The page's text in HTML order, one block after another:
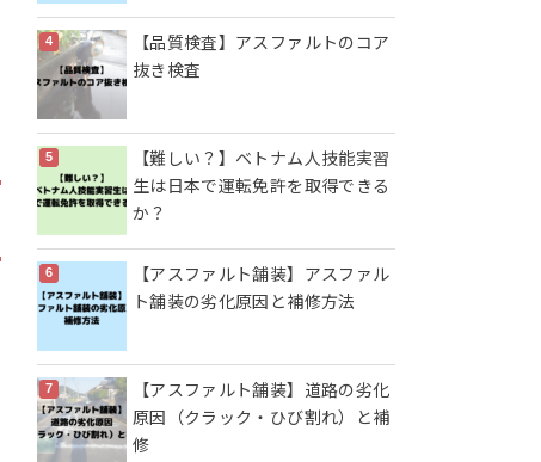
【品質検査】アスファルトのコア
抜き検査
【難しい？】ベトナム人技能実習
生は日本で運転免許を取得できる
か？
【アスファルト舗装】アスファル
ト舗装の劣化原因と補修方法
【アスファルト舗装】道路の劣化
原因（クラック・ひび割れ）と補
修